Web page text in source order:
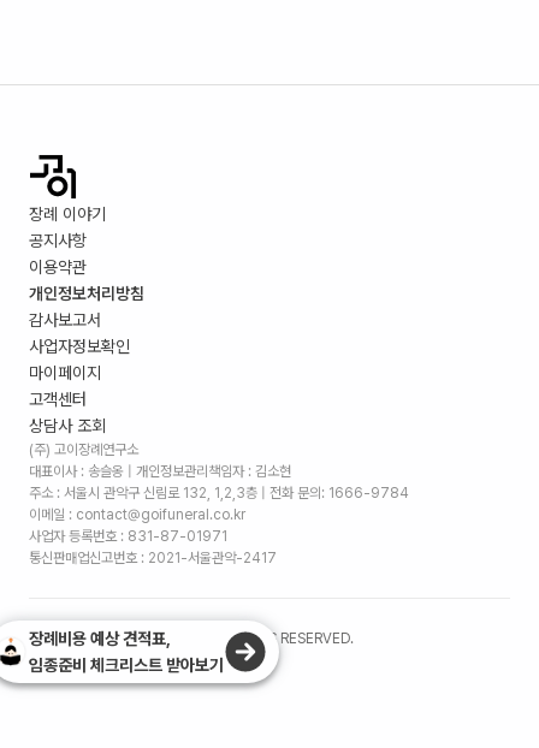
장례 이야기
공지사항
이용약관
개인정보처리방침
감사보고서
사업자정보확인
마이페이지
고객센터
상담사 조회
(주) 고이장례연구소
대표이사 : 송슬옹 | 개인정보관리책임자 : 김소현
주소 : 서울시 관악구 신림로 132, 1,2,3층 | 전화 문의: 1666-9784
이메일 : contact@goifuneral.co.kr
사업자 등록번호 : 831-87-01971
통신판매업신고번호 : 2021-서울관악-2417
©2026. (주)고이장례연구소 ALL RIGHTS RESERVED.
장례비용 예상 견적표,
임종준비 체크리스트 받아보기